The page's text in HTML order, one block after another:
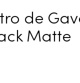
de
Matte